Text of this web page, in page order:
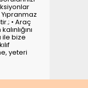
• Araç
ile bize
yeteri